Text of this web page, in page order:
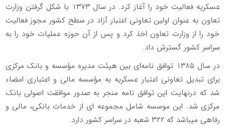
عسکریه فعالیت خود را آغاز کرد. در سال ۱۳۷۳ با شکل گرفتن وزارت
تعاون به‌ عنوان اولین تعاونی اعتبار آزاد در سطح کشور مجوز فعالیت
خود را از وزارت تعاون اخذ کرد و پس‌ از آن حوزه عملیات خود را به
سراسر کشور گسترش داد.
در سال ۱۳۸۵ توافق‌ نامه‌ای بین هیئت‌ مدیره مؤسسه و بانک مرکزی
برای تبدیل تعاونی اعتبار عسکریه به مؤسسه مالی و اعتباری امضاء
شد که درنهایت این توافق‌ نامه منجر به صدور موافقت اصولی بانک
مرکزی شد. این موسسه شامل مجموعه ای از خدمات بانکی، مالی و
رفاهی میباشد که ۳۲۲ شعبه در سراسر کشور دارد.